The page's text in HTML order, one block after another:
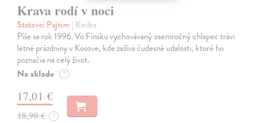
Krava rodí v noci
Statovci Pajtim | Kniha
Píše sa rok 1996. Vo Fínsku vychovávaný osemročný chlapec trávi
letné prázdniny v Kosove, kde zažíva čudesné udalosti, ktoré ho
poznačia na celý život.
Na sklade ?
17,01 €
18,90 € ?